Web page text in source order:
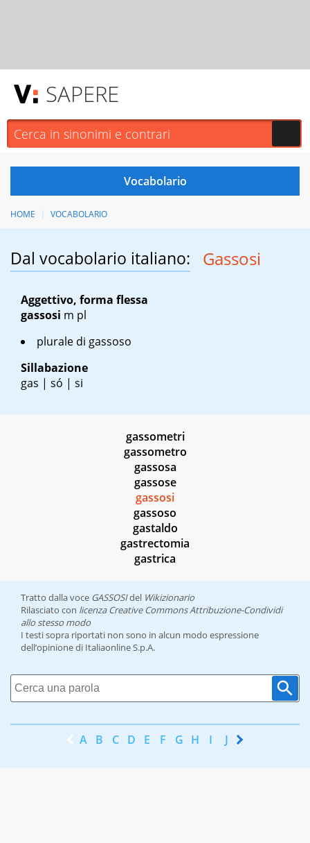
SAPERE
HOME VOCABOLARIO
Dal vocabolario italiano: Gassosi
Aggettivo, forma flessa
gassosi m pl
plurale di gassoso
Sillabazione
gas | só | si
gassometri
gassometro
gassosa
gassose
gassosi
gassoso
gastaldo
gastrectomia
gastrica
Tratto dalla voce GASSOSIdel Wikizionario
Rilasciato con licenza Creative Commons Attribuzione-Condividi
allo stesso modo
I testi sopra riportati non sono in alcun modo espressione
dell’opinione di Italiaonline S.p.A.
A B C D E F G H I J K